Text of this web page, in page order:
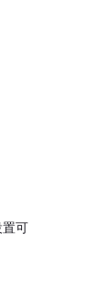
可